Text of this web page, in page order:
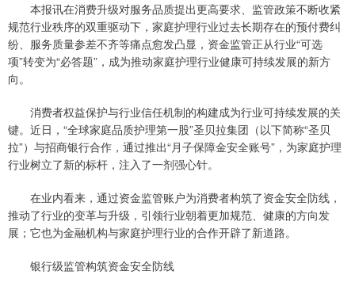
本报讯在消费升级对服务品质提出更高要求、监管政策不断收紧
规范行业秩序的双重驱动下，家庭护理行业过去长期存在的预付费纠
纷、服务质量参差不齐等痛点愈发凸显，资金监管正从行业“可选
项”转变为“必答题”，成为推动家庭护理行业健康可持续发展的新方
向。
消费者权益保护与行业信任机制的构建成为行业可持续发展的关
键。近日，“全球家庭品质护理第一股”圣贝拉集团（以下简称“圣贝
拉”）与招商银行合作，通过推出“月子保障金安全账号”，为家庭护理
行业树立了新的标杆，注入了一剂强心针。
在业内看来，通过资金监管账户为消费者构筑了资金安全防线，
推动了行业的变革与升级，引领行业朝着更加规范、健康的方向发
展；它也为金融机构与家庭护理行业的合作开辟了新道路。
银行级监管构筑资金安全防线